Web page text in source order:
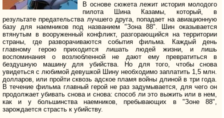
В основе сюжета лежит история молодого
пилота Шина Казамы, который, в
результате предательства лучшего друга, попадает на авиационную
базу для наемников под названием "Зона 88". Шин оказывается
втянутым в вооруженный конфликт, разгорающийся на территории
страны, где разворачиваются события фильма. Каждый день
главному герою приходится лишать людей жизни, и лишь
воспоминания о возлюбленной не дают ему превратиться в
бездушную машину для убийства. Но для того, чтобы снова
увидеться с любимой девушкой Шину необходимо заплатить 1,5 млн.
долларов, или пройти сквозь адское пламя войны длиной в три года.
В течение фильма главный герой не раз задумывается, для чего он
продолжает убивать снова и снова: способ ли это выжить или в нем,
как и у большинства наемников, пребывающих в "Зоне 88",
зарождается страсть к убийству.